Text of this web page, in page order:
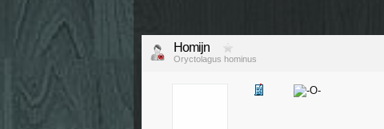
Homijn
Oryctolagus hominus